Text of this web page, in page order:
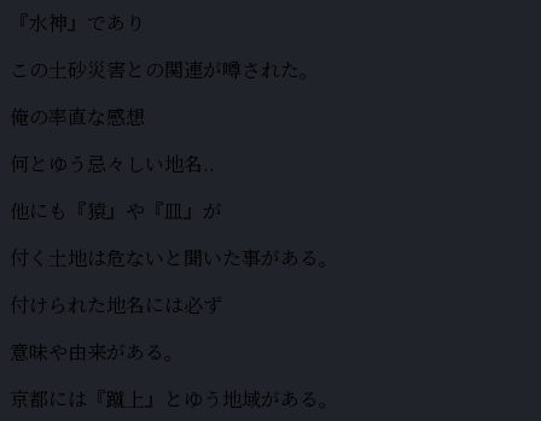
『水神』であり
この土砂災害との関連が噂された。
俺の率直な感想
何とゆう忌々しい地名..
他にも『猿』や『皿』が
付く土地は危ないと聞いた事がある。
付けられた地名には必ず
意味や由来がある。
京都には『蹴上』とゆう地域がある。